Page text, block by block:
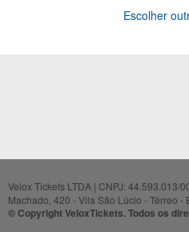
Escolher
Velox Tickets LTDA | CNPJ: 44.593.013/
Machado, 420 - Vila São Lúcio - Térreo -
© Copyright VeloxTickets. Todos os